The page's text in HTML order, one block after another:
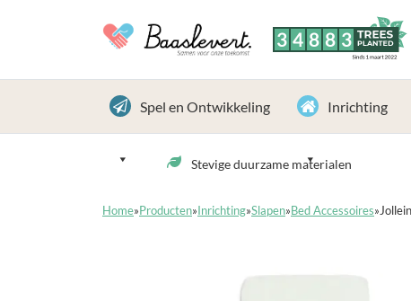
3 4 8 8 3 TREES
PLANTED
Sinds 1 maart 2022
Spel en Ontwikkeling Inrichting
Stevige duurzame materialen
Home» Producten» Inrichting»Slapen» Bed Accessoires»